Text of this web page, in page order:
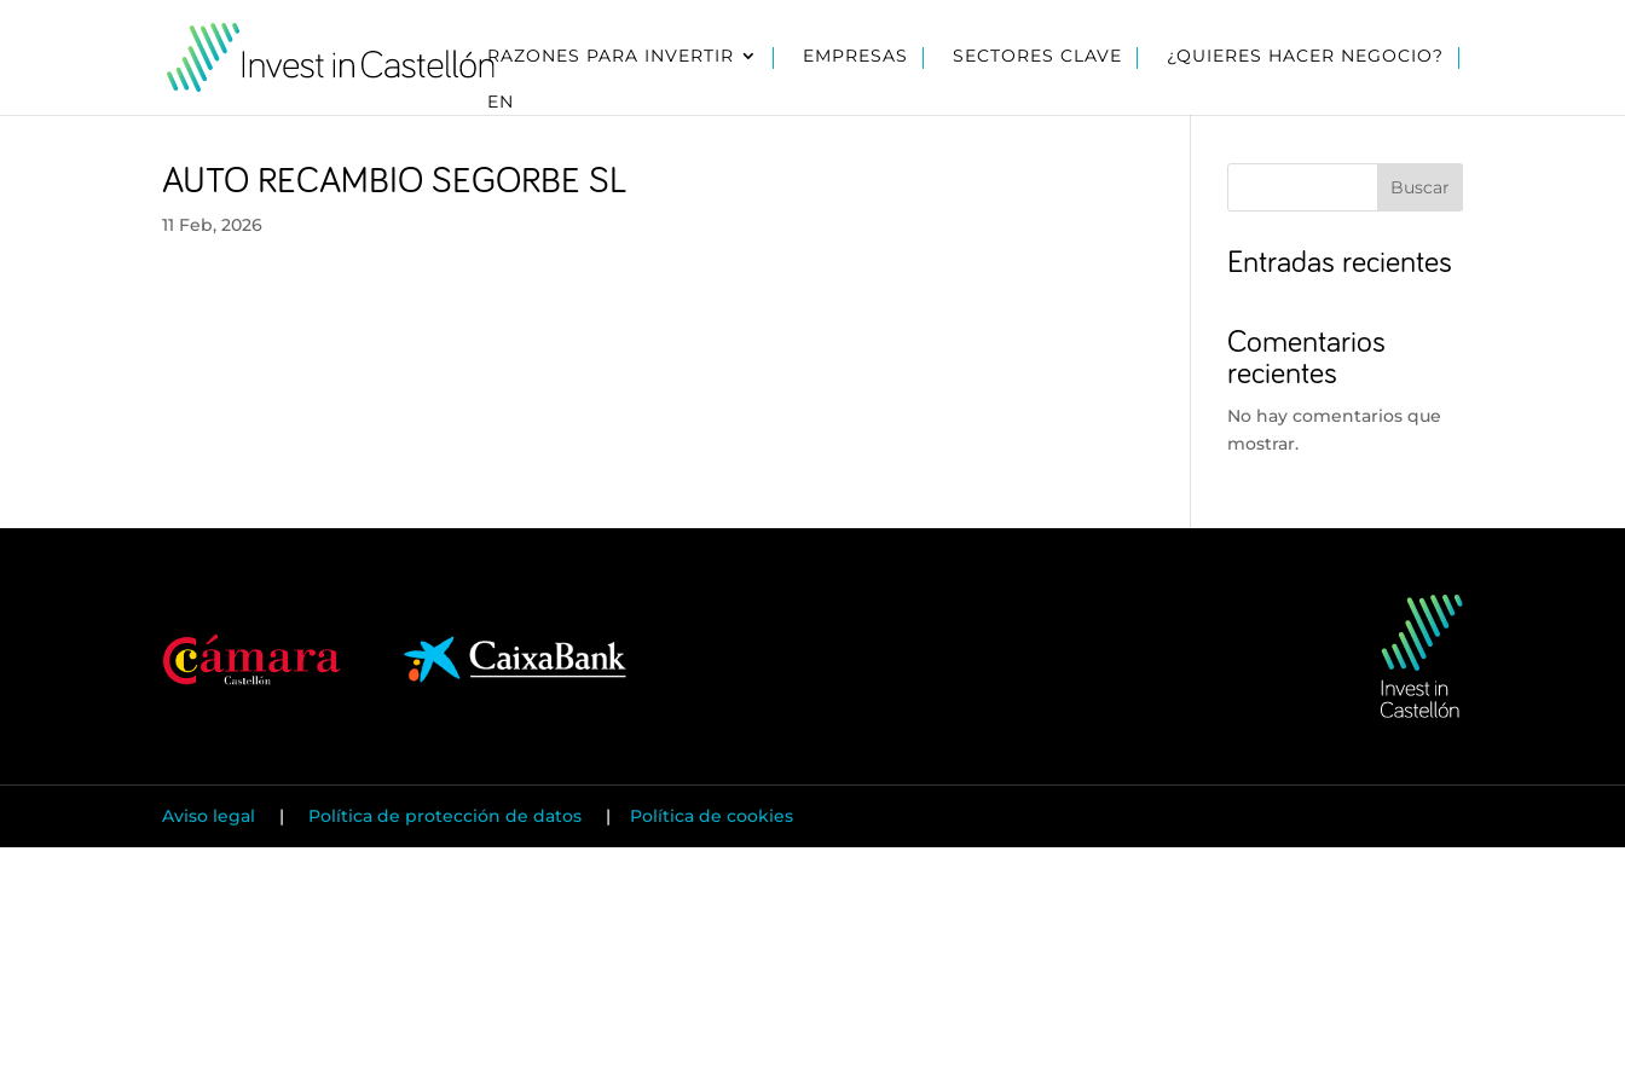
RAZONES PARA INVERTIR EMPRESAS SECTORES CLAVE ¿QUIERES HACER NEGOCIO?
EN
AUTO RECAMBIO SEGORBE SL
11 Feb, 2026
Buscar
Entradas recientes
Comentarios
recientes
No hay comentarios que
mostrar.
Aviso legal | Política de protección de datos | Política de cookies